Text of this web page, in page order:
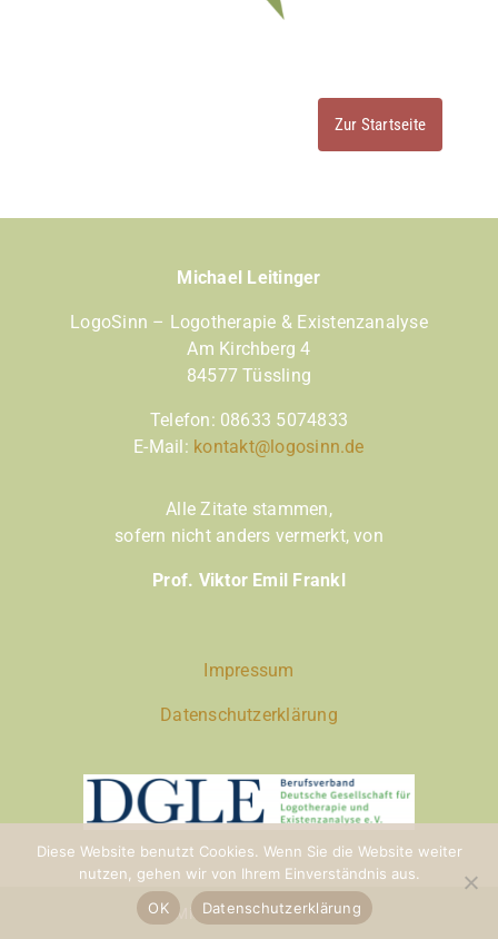
Zur Startseite
Michael Leitinger
LogoSinn – Logotherapie & Existenzanalyse
Am Kirchberg 4
84577 Tüssling
Telefon: 08633 5074833
E-Mail: kontakt@logosinn.de
Alle Zitate stammen,
sofern nicht anders vermerkt,von
Prof. Viktor Emil Frankl
Impressum
Datenschutzerklärung
© Michael Leitinger, 2024
Diese Website benutzt Cookies. Wenn Sie die Website weiter
nutzen, gehen wir von Ihrem Einverständnis aus.
OK
Datenschutzerklärung